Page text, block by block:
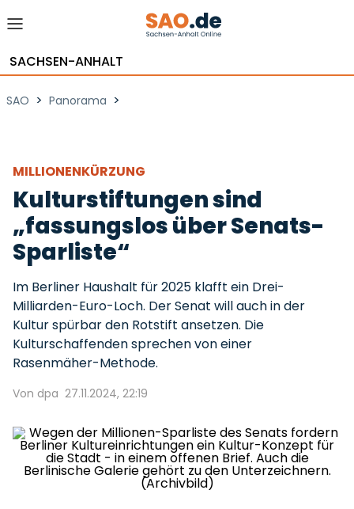
SACHSEN-ANHALT
SAO > Panorama >
MILLIONENKÜRZUNG
Kulturstiftungen sind
„fassungslos über Senats-
Sparliste“
Im Berliner Haushalt für 2025 klafft ein Drei-
Milliarden-Euro-Loch. Der Senat will auch in der
Kultur spürbar den Rotstift ansetzen. Die
Kulturschaffenden sprechen von einer
Rasenmäher-Methode.
Von dpa 27.11.2024, 22:19